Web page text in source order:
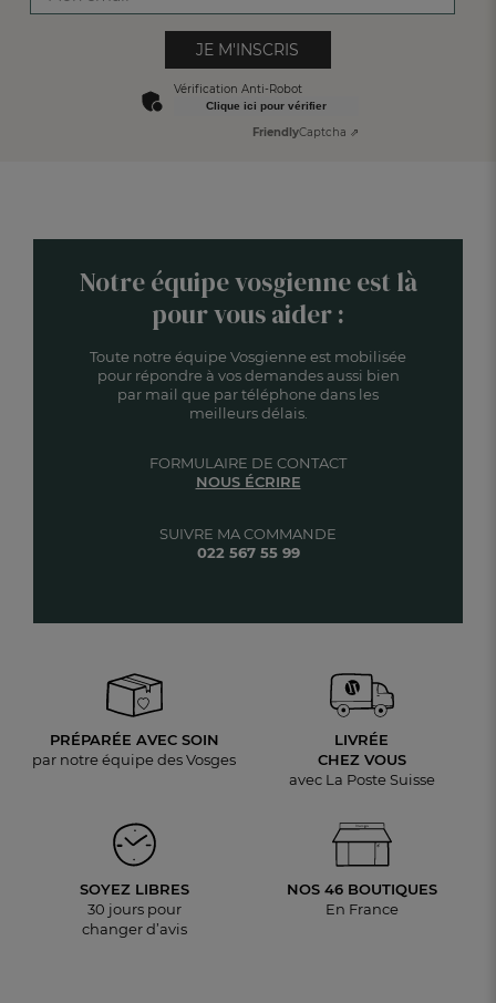
JE M'INSCRIS
Vérification Anti-Robot
Clique ici pour vérifier
FriendlyCaptcha ⇗
Notre équipe vosgienne est là
pour vous aider :
Toute notre équipe Vosgienne est mobilisée
pour répondre à vos demandes aussi bien
par mail que par téléphone dans les
meilleurs délais.
SUIVRE MA COMMANDE
022 567 55 99
FORMULAIRE DE CONTACT
NOUS ÉCRIRE
PRÉPARÉE AVEC SOIN
par notre équipe des Vosges
LIVRÉE
CHEZ VOUS
avec La Poste Suisse
SOYEZ LIBRES
30 jours pour
changer d’avis
NOS 46 BOUTIQUES
En France